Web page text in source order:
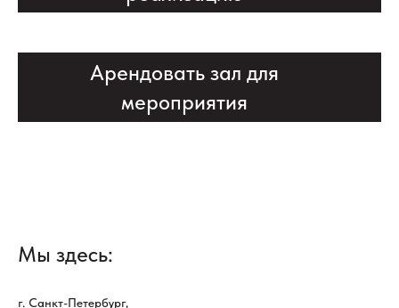
Арендовать зал для
мероприятия
Мы здесь:
г. Санкт-Петербург,